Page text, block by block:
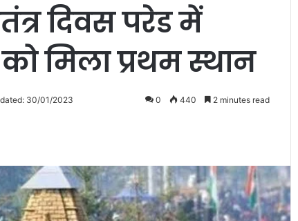
दिवस परेड में
मिला प्रथम स्थान
30/01/2023 0 440 2 minutes read